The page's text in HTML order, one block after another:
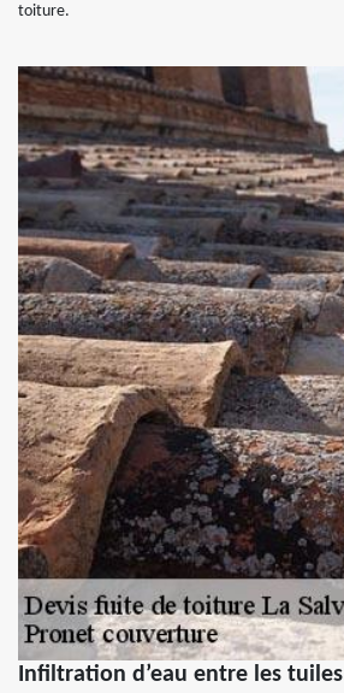
toiture.
Infiltration d’eau entre les tuiles